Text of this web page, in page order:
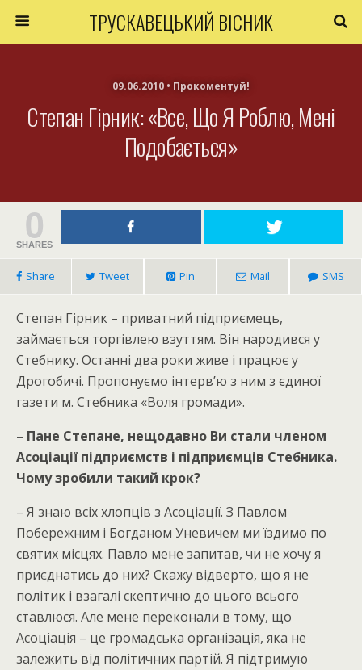
ТРУСКАВЕЦЬКИЙ ВІСНИК
09.06.2010 • Прокоментуй!
Степан Гірник: «Все, Що Я Роблю, Мені
Подобається»
0
SHARES
Share Tweet Pin Mail SMS
Степан Гірник – приватний підприємець,
займається торгівлею взуттям. Він народився у
Стебнику. Останні два роки живе і працює у
Дрогобичі. Пропонуємо інтерв’ю з ним з єдиної
газети м. Стебника «Воля громади».
– Пане Степане, нещодавно Ви стали членом
Асоціації підприємств і підприємців Стебника.
Чому зробили такий крок?
– Я знаю всіх хлопців з Асоціації. З Павлом
Побережним і Богданом Уневичем ми їздимо по
святих місцях. Павло мене запитав, чи не хочу я
приєднатись до них? Скажу відверто, що я не
політик і взагалі скептично до цього всього
ставлюся. Але мене переконали в тому, що
Асоціація – це громадська організація, яка не
залежить від політичних партій. Я підтримую